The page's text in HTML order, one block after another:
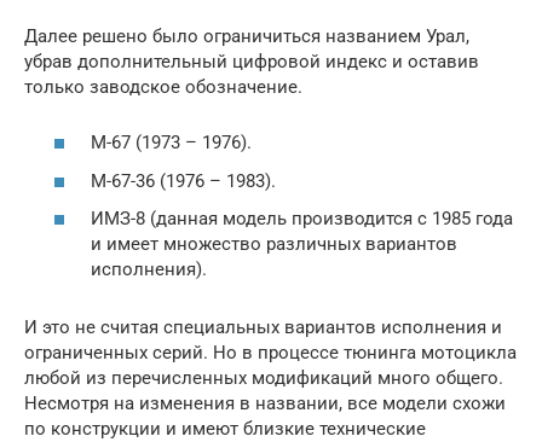
Далее решено было ограничиться названием Урал,
убрав дополнительный цифровой индекс и оставив
только заводское обозначение.
М-67 (1973 – 1976).
М-67-36 (1976 – 1983).
ИМЗ-8 (данная модель производится с 1985 года
и имеет множество различных вариантов
исполнения).
И это не считая специальных вариантов исполнения и
ограниченных серий. Но в процессе тюнинга мотоцикла
любой из перечисленных модификаций много общего.
Несмотря на изменения в названии, все модели схожи
по конструкции и имеют близкие технические